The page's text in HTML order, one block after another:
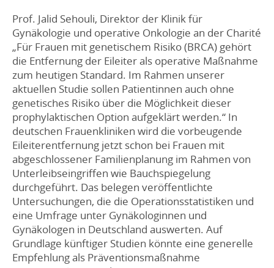
Prof. Jalid Sehouli, Direktor der Klinik für
Gynäkologie und operative Onkologie an der Charité
„Für Frauen mit genetischem Risiko (BRCA) gehört
die Entfernung der Eileiter als operative Maßnahme
zum heutigen Standard. Im Rahmen unserer
aktuellen Studie sollen Patientinnen auch ohne
genetisches Risiko über die Möglichkeit dieser
prophylaktischen Option aufgeklärt werden.“ In
deutschen Frauenkliniken wird die vorbeugende
Eileiterentfernung jetzt schon bei Frauen mit
abgeschlossener Familienplanung im Rahmen von
Unterleibseingriffen wie Bauchspiegelung
durchgeführt. Das belegen veröffentlichte
Untersuchungen, die die Operationsstatistiken und
eine Umfrage unter Gynäkologinnen und
Gynäkologen in Deutschland auswerten. Auf
Grundlage künftiger Studien könnte eine generelle
Empfehlung als Präventionsmaßnahme